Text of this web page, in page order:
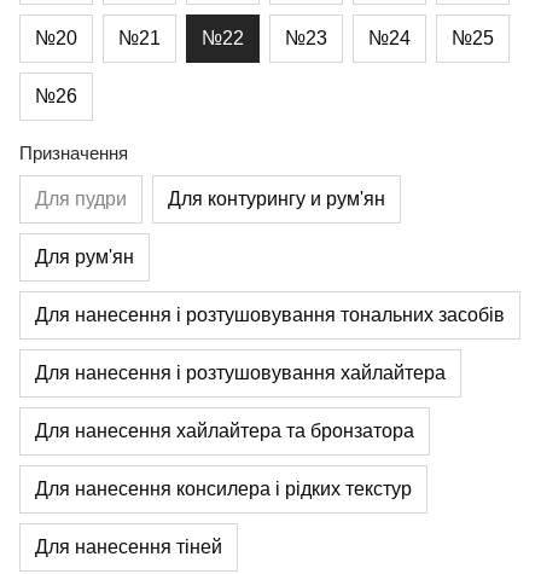
№20 №21 №22 №23 №24 №25
№26
Призначення
Для пудри Для контурингу и рум'ян
Для рум'ян
Для нанесення і розтушовування тональних засобів
Для нанесення і розтушовування хайлайтера
Для нанесення хайлайтера та бронзатора
Для нанесення консилера і рідких текстур
Для нанесення тіней